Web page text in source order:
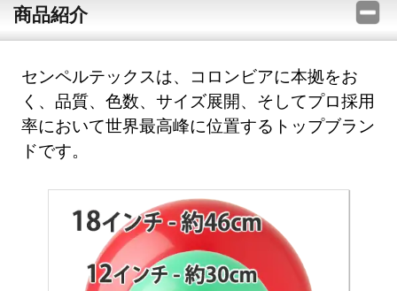
商品紹介
センペルテックスは、コロンビアに本拠をお
く、品質、色数、サイズ展開、そしてプロ採用
率において世界最高峰に位置するトップブラン
ドです。